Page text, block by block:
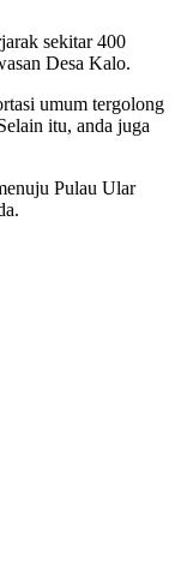
sekitar 400
Desa Kalo.
umum tergolong
itu, anda juga
Pulau Ular